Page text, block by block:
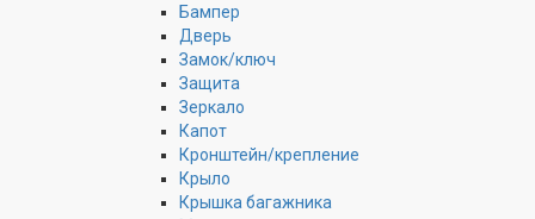
Бампер
Дверь
Замок/ключ
Защита
Зеркало
Капот
Кронштейн/крепление
Крыло
Крышка багажника